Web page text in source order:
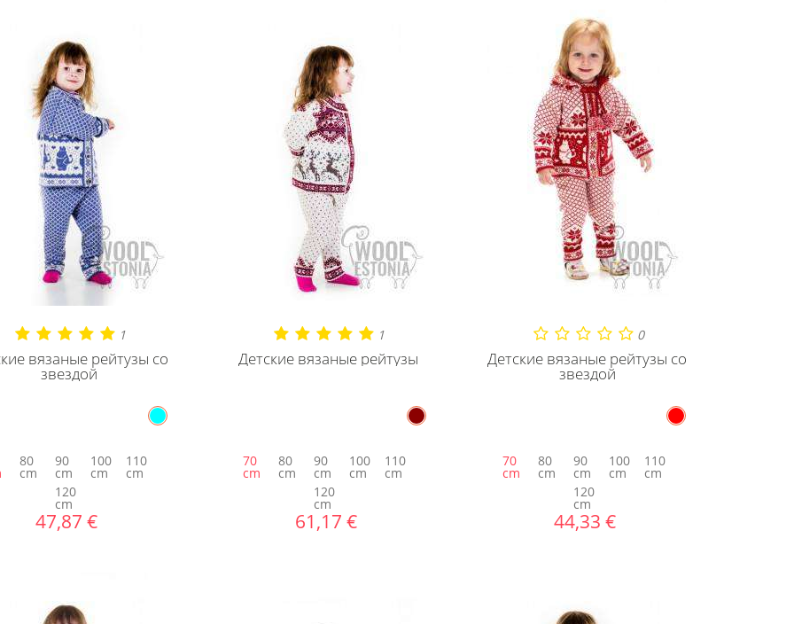
1
вязаные рейтузы со
звездой
80
cm
90
cm
100
cm
110
cm
120
cm
47,87 €
1
Детские вязаные рейтузы
70
cm
80
cm
90
cm
100
cm
110
cm
120
cm
61,17 €
0
Детские вязаные рейтузы со
звездой
70
cm
80
cm
90
cm
100
cm
110
cm
120
cm
44,33 €